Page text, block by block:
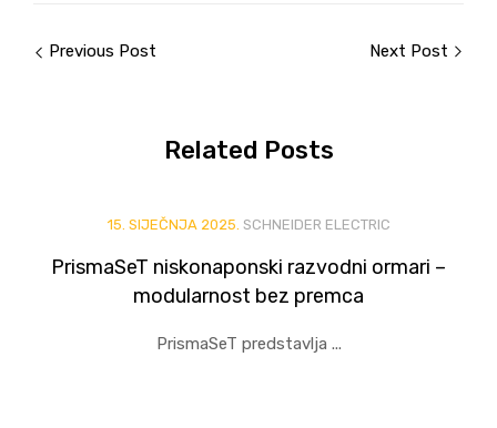
Previous Post Next Post
Related Posts
15. SIJEČNJA 2025. SCHNEIDER ELECTRIC
PrismaSeT niskonaponski razvodni ormari –
modularnost bez premca
PrismaSeT predstavlja ...